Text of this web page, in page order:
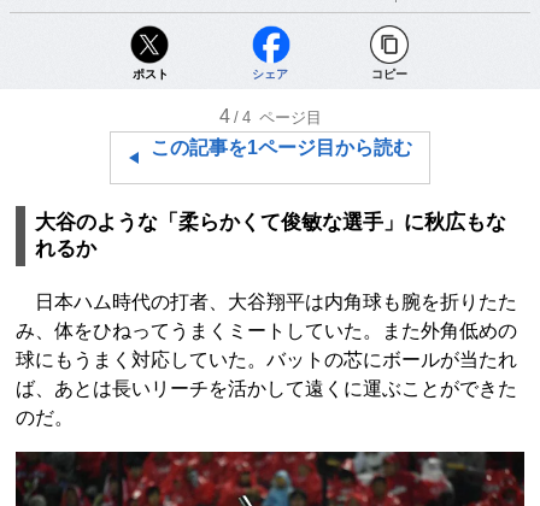
ポスト シェア コピー
4 /4 ページ目
この記事を1ページ目から読む
大谷のような「柔らかくて俊敏な選手」に秋広もな
れるか
日本ハム時代の打者、大谷翔平は内角球も腕を折りたた
み、体をひねってうまくミートしていた。また外角低めの
球にもうまく対応していた。バットの芯にボールが当たれ
ば、あとは長いリーチを活かして遠くに運ぶことができた
のだ。